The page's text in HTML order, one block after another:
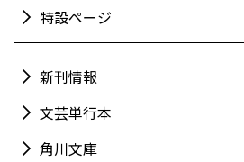
特設ページ
新刊情報
文芸単行本
角川文庫